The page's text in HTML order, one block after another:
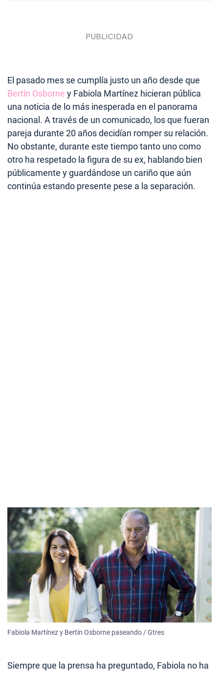
El pasado mes se cumplía justo un año desde que
Bertín Osborne y Fabiola Martínez hicieran pública
una noticia de lo más inesperada en el panorama
nacional. A través de un comunicado, los que fueran
pareja durante 20 años decidían romper su relación.
No obstante, durante este tiempo tanto uno como
otro ha respetado la figura de su ex, hablando bien
públicamente y guardándose un cariño que aún
continúa estando presente pese a la separación.
Fabiola Martínez y Bertín Osborne paseando / Gtres
Siempre que la prensa ha preguntado, Fabiola no ha